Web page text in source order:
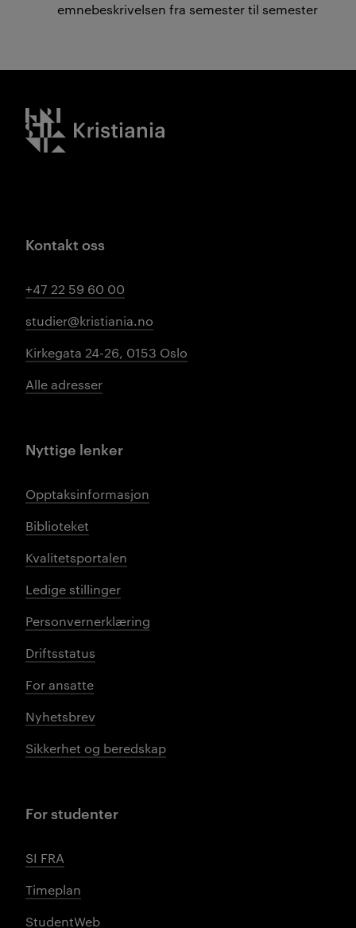
emnebeskrivelsen fra semester til semester
Kristiania logo
Kontakt oss
+47 22 59 60 00
studier@kristiania.no
Kirkegata 24-26, 0153 Oslo
Alle adresser
Nyttige lenker
Opptaksinformasjon
Biblioteket
Kvalitetsportalen
Ledige stillinger
Personvernerklæring
Driftsstatus
For ansatte
Nyhetsbrev
Sikkerhet og beredskap
For studenter
SI FRA
Timeplan
StudentWeb